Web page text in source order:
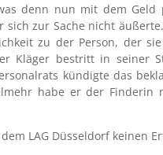
denn nun mit dem
zur Sache nicht
zu der Person, der
Kläger bestritt in seiner
kündigte das
habe er der
LAG Düsseldorf keinen